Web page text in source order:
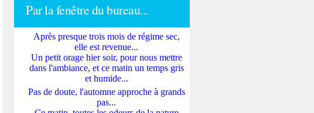
Par la fenêtre du bureau...
Après presque trois mois de régime sec,
elle est revenue...
Un petit orage hier soir, pour nous mettre
dans l'ambiance, et ce matin un temps gris
et humide...
Pas de doute, l'automne approche à grands
pas...